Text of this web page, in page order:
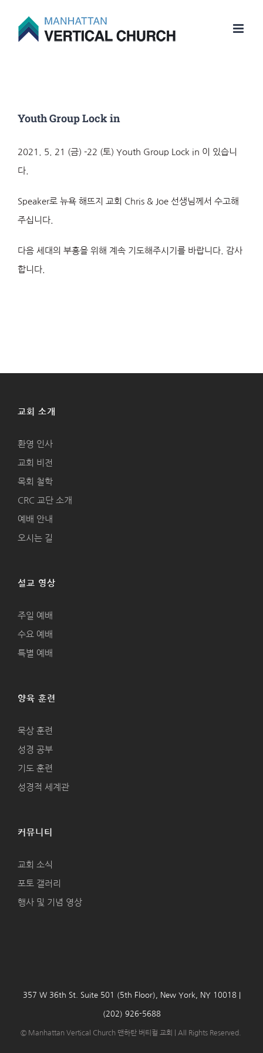
Youth Group Lock in
2021. 5. 21 (금) -22 (토) Youth Group Lock in 이 있습니
다.
Speaker로 뉴욕 해뜨지 교회 Chris & Joe 선생님께서 수고해
주십니다.
다음 세대의 부흥을 위해 계속 기도해주시기를 바랍니다. 감사
합니다.
교회 소개
환영 인사
교회 비전
목회 철학
CRC 교단 소개
예배 안내
오시는 길
설교 영상
주일 예배
수요 예배
특별 예배
양육 훈련
묵상 훈련
성경 공부
기도 훈련
성경적 세계관
커뮤니티
교회 소식
포토 갤러리
행사 및 기념 영상
357 W 36th St. Suite 501 (5th Floor), New York, NY 10018 |
(202) 926-5688
© Manhattan Vertical Church 맨하탄 버티컬 교회 | All Rights Reserved.